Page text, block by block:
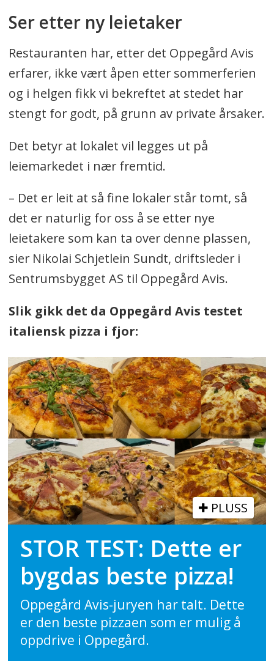
Ser etter ny leietaker
Restauranten har, etter det Oppegård Avis
erfarer, ikke vært åpen etter sommerferien
og i helgen fikk vi bekreftet at stedet har
stengt for godt, på grunn av private årsaker.
Det betyr at lokalet vil legges ut på
leiemarkedet i nær fremtid.
– Det er leit at så fine lokaler står tomt, så
det er naturlig for oss å se etter nye
leietakere som kan ta over denne plassen,
sier Nikolai Schjetlein Sundt, driftsleder i
Sentrumsbygget AS til Oppegård Avis.
Slik gikk det da Oppegård Avis testet
italiensk pizza i fjor:
PLUSS
STOR TEST: Dette er
bygdas beste pizza!
Oppegård Avis-juryen har talt. Dette
er den beste pizzaen som er mulig å
oppdrive i Oppegård.